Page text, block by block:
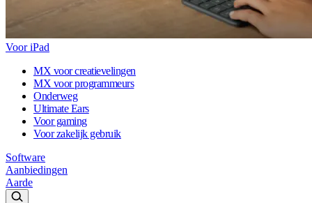
Voor iPad
MX voor creatievelingen
MX voor programmeurs
Onderweg
Ultimate Ears
Voor gaming
Voor zakelijk gebruik
Software
Aanbiedingen
Aarde